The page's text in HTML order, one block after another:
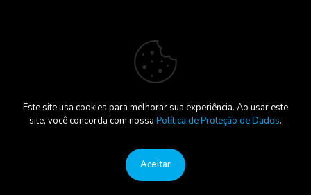
.
© Copyright 2025. Agência Demetrio . Desenvolvido por
Política Privacidade
Este site usa cookies para melhorar sua experiência. Ao usar este
site, você concorda com nossa Política de Proteção de Dados.
Aceitar